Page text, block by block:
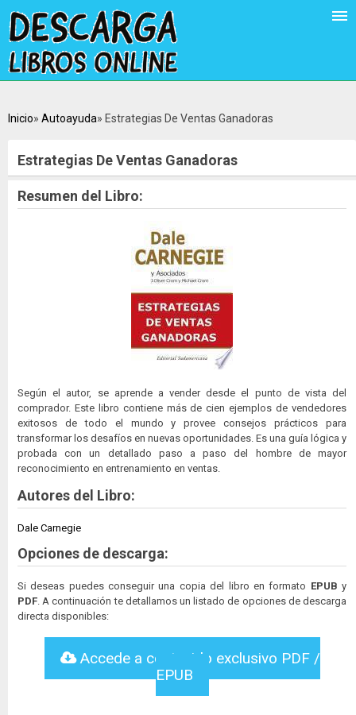
Inicio Autoayuda Estrategias De Ventas Ganadoras
Estrategias De Ventas Ganadoras
Resumen del Libro:
Según el autor, se aprende a vender desde el punto de vista del
comprador. Este libro contiene más de cien ejemplos de vendedores
exitosos de todo el mundo y provee consejos prácticos para
transformar los desafíos en nuevas oportunidades. Es una guía lógica y
probada con un detallado paso a paso del hombre de mayor
reconocimiento en entrenamiento en ventas.
Autores del Libro:
Dale Carnegie
Opciones de descarga:
Si deseas puedes conseguir una copia del libro en formato EPUB y
PDF . A continuación te detallamos un listado de opciones de descarga
directa disponibles:
Accede a contenido exclusivo PDF /
EPUB